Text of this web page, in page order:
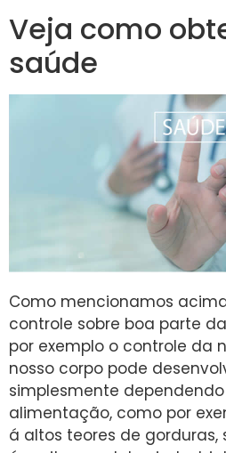
Veja como
saúde
Como mencionamos
controle sobre boa parte
por exemplo o controle da
nosso corpo pode
simplesmente
alimentação, como por
á altos teores de gorduras,